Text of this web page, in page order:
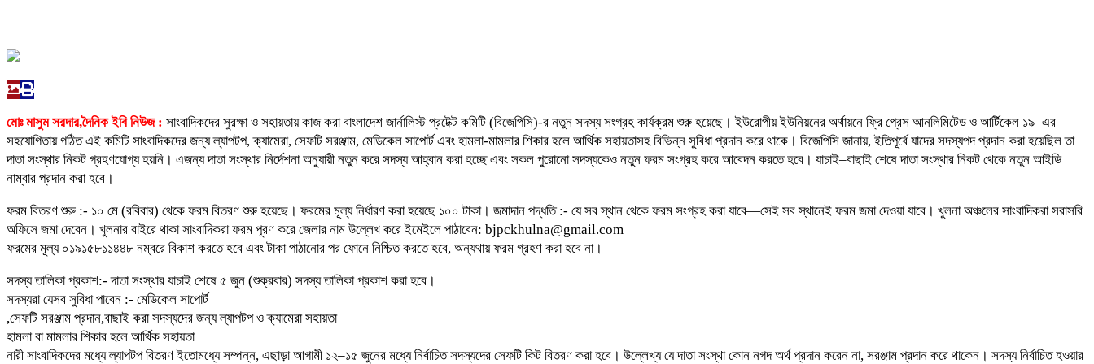
মোঃ মাসুম সরদার,দৈনিক ইবি নিউজ : সাংবাদিকদের সুরক্ষা ও সহায়তায় কাজ করা বাংলাদেশ জার্নালিস্ট প্রটেক্ট কমিটি (বিজেপিসি)-র নতুন সদস্য সংগ্রহ কার্যক্রম শুরু হয়েছে। ইউরোপীয় ইউনিয়নের অর্থায়নে ফ্রি প্রেস আনলিমিটেড ও আর্টিকেল ১৯–এর
সহযোগিতায় গঠিত এই কমিটি সাংবাদিকদের জন্য ল্যাপটপ, ক্যামেরা, সেফটি সরঞ্জাম, মেডিকেল সাপোর্ট এবং হামলা-মামলার শিকার হলে আর্থিক সহায়তাসহ বিভিন্ন সুবিধা প্রদান করে থাকে। বিজেপিসি জানায়, ইতিপূর্বে যাদের সদস্যপদ প্রদান করা হয়েছিল তা
দাতা সংস্থার নিকট গ্রহণযোগ্য হয়নি। এজন্য দাতা সংস্থার নির্দেশনা অনুযায়ী নতুন করে সদস্য আহ্বান করা হচ্ছে এবং সকল পুরোনো সদস্যকেও নতুন ফরম সংগ্রহ করে আবেদন করতে হবে। যাচাই–বাছাই শেষে দাতা সংস্থার নিকট থেকে নতুন আইডি
নাম্বার প্রদান করা হবে।
ফরম বিতরণ শুরু :- ১০ মে (রবিবার) থেকে ফরম বিতরণ শুরু হয়েছে। ফরমের মূল্য নির্ধারণ করা হয়েছে ১০০ টাকা। জমাদান পদ্ধতি :- যে সব স্থান থেকে ফরম সংগ্রহ করা যাবে—সেই সব স্থানেই ফরম জমা দেওয়া যাবে। খুলনা অঞ্চলের সাংবাদিকরা সরাসরি
অফিসে জমা দেবেন। খুলনার বাইরে থাকা সাংবাদিকরা ফরম পূরণ করে জেলার নাম উল্লেখ করে ইমেইলে পাঠাবেন: bjpckhulna@gmail.com
ফরমের মূল্য ০১৯১৫৮১১৪৪৮ নম্বরে বিকাশ করতে হবে এবং টাকা পাঠানোর পর ফোনে নিশ্চিত করতে হবে, অন্যথায় ফরম গ্রহণ করা হবে না।
সদস্য তালিকা প্রকাশ:- দাতা সংস্থার যাচাই শেষে ৫ জুন (শুক্রবার) সদস্য তালিকা প্রকাশ করা হবে।
সদস্যরা যেসব সুবিধা পাবেন :- মেডিকেল সাপোর্ট
,সেফটি সরঞ্জাম প্রদান,বাছাই করা সদস্যদের জন্য ল্যাপটপ ও ক্যামেরা সহায়তা
হামলা বা মামলার শিকার হলে আর্থিক সহায়তা
নারী সাংবাদিকদের মধ্যে ল্যাপটপ বিতরণ ইতোমধ্যে সম্পন্ন, এছাড়া আগামী ১২–১৫ জুনের মধ্যে নির্বাচিত সদস্যদের সেফটি কিট বিতরণ করা হবে। উল্লেখ্য যে দাতা সংস্থা কোন নগদ অর্থ প্রদান করেন না, সরঞ্জাম প্রদান করে থাকেন। সদস্য নির্বাচিত হওয়ার